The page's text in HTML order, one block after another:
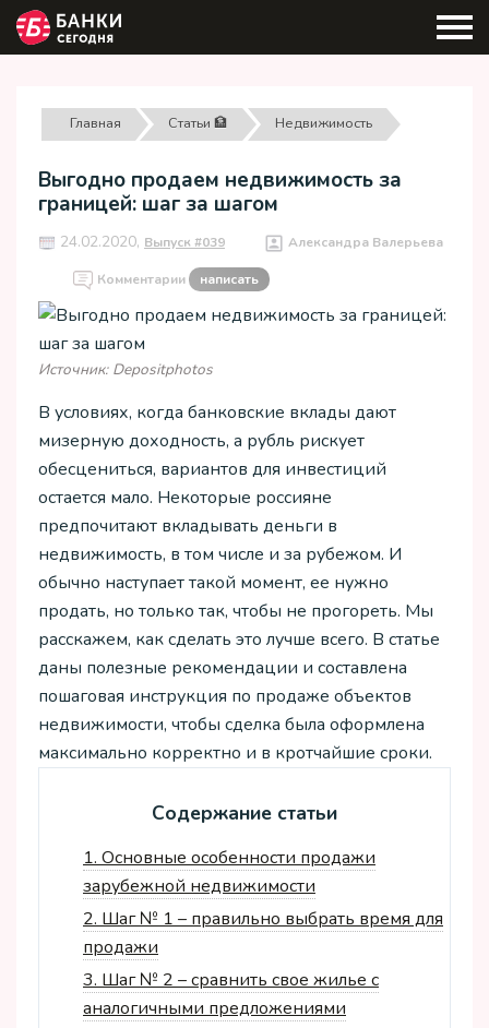
Главная Статьи 🏦 Недвижимость
Выгодно продаем недвижимость за
границей: шаг за шагом
24.02.2020, Выпуск #039 Александра Валерьева
Комментарии написать
Источник: Depositphotos
В условиях, когда банковские вклады дают
мизерную доходность, а рубль рискует
обесцениться, вариантов для инвестиций
остается мало. Некоторые россияне
предпочитают вкладывать деньги в
недвижимость, в том числе и за рубежом. И
обычно наступает такой момент, ее нужно
продать, но только так, чтобы не прогореть. Мы
расскажем, как сделать это лучше всего. В статье
даны полезные рекомендации и составлена
пошаговая инструкция по продаже объектов
недвижимости, чтобы сделка была оформлена
максимально корректно и в кротчайшие сроки.
Содержание статьи
1. Основные особенности продажи
зарубежной недвижимости
2. Шаг № 1 – правильно выбрать время для
продажи
3. Шаг № 2 – сравнить свое жилье с
аналогичными предложениями